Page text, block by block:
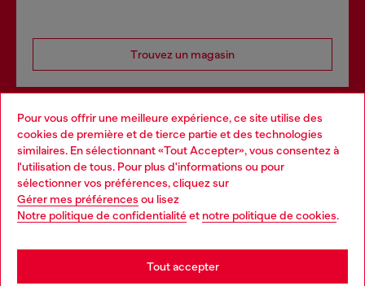
Pour vous offrir une meilleure expérience, ce site utilise des
cookies de première et de tierce partie et des technologies
similaires. En sélectionnant «Tout Accepter», vous consentez à
l'utilisation de tous. Pour plus d'informations ou pour
sélectionner vos préférences, cliquez sur
Gérer mes préférences ou lisez
Notre politique de confidentialitéet notre politique de cookies.
Tout accepter
Trouvez un magasin
Services omnicanaux
Découvrez tous nos services, en ligne et en magasin.
En savoir plus
Choose your location
You are currently browsing France website, but it seems you
may be based in United States